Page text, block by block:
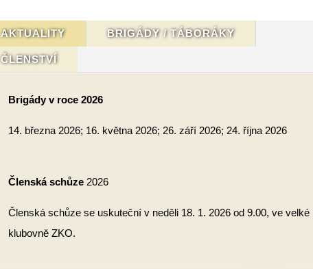
AKTUALITY BRIGÁDY / TÁBORÁKY
ČLENSTVÍ
Brigády v roce 2026
14. března 2026; 16. května 2026; 26. září 2026; 24. října 2026
Členská schůze 2026
Členská schůze se uskuteční v neděli 18. 1. 2026 od 9.00, ve velké
klubovně ZKO.